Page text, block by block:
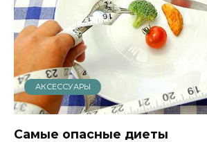
АКСЕССУАРЫ
Самые опасные диеты